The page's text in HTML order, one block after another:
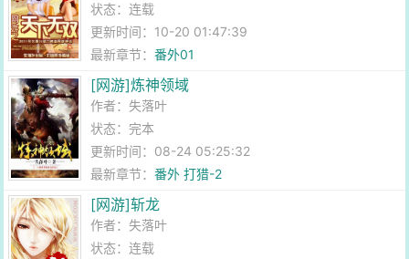
状态：连载
更新时间：10-20 01:47:39
最新章节：番外01
[网游]炼神领域
作者：失落叶
状态：完本
更新时间：08-24 05:25:32
最新章节：番外 打猎-2
[网游]斩龙
作者：失落叶
状态：连载